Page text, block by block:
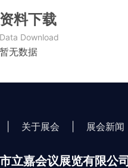
资料下载
Data Download
暂无数据
关于展会 展会新闻
立嘉会议展览有限公司